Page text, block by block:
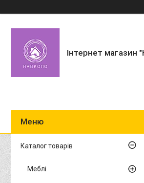
Інтернет
Каталог товарів
Меблі